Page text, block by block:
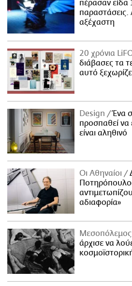
πέρασαν είδα
παραστάσεις.
αξέχαστη
20 χρόνια
διάβασες τα
αυτό
Design
Ένα
προσπαθεί να
είναι αληθινό
Οι Αθηναίοι
αδιαφορία»
Μεσοπόλεμος
άρχισε να